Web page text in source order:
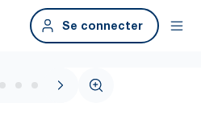
Se connecter
1 / 5